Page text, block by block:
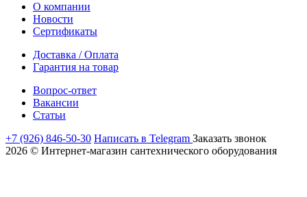
О компании
Новости
Сертификаты
Доставка / Оплата
Гарантия на товар
Вопрос-ответ
Вакансии
Статьи
+7 (926) 846-50-30 Написать в Telegram Заказать звонок
2026 © Интернет-магазин сантехнического оборудования